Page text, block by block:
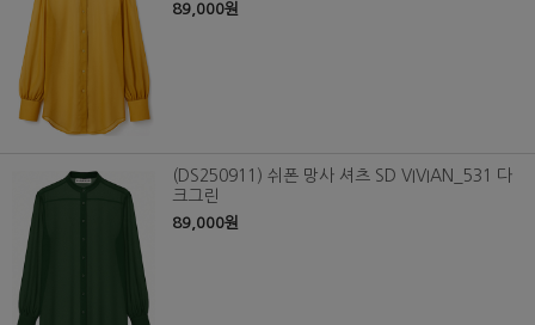
89,000원
(DS250911) 쉬폰 망사 셔츠 SD VIVIAN_531 다
크그린
89,000원